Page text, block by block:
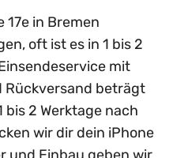
17e in Bremen
oft ist es in 1 bis 2
mit
Rückversand beträgt
2 Werktage nach
wir dir dein iPhone